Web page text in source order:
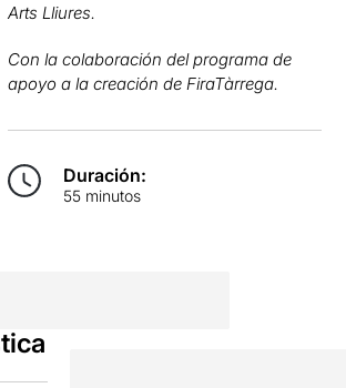
Arts Lliures.
Con la colaboración del programa de
apoyo a la creación de FiraTàrrega.
Duración:
55 minutos